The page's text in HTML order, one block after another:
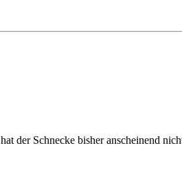
der Schnecke bisher anscheinend